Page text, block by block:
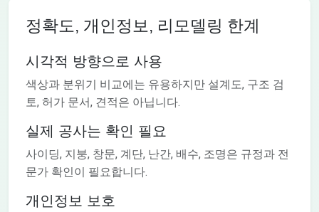
정확도, 개인정보, 리모델링 한계
시각적 방향으로 사용
색상과 분위기 비교에는 유용하지만 설계도, 구조 검
토, 허가 문서, 견적은 아닙니다.
실제 공사는 확인 필요
사이딩, 지붕, 창문, 계단, 난간, 배수, 조명은 규정과 전
문가 확인이 필요합니다.
개인정보 보호